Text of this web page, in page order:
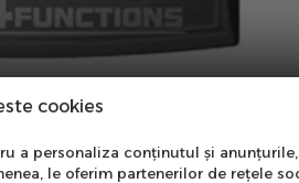
cookies
a personaliza conținutul și
le oferim partenerilor de rețele
Newsletter